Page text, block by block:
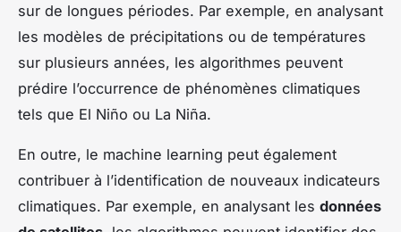
sur de longues périodes. Par exemple, en analysant
les modèles de précipitations ou de températures
sur plusieurs années, les algorithmes peuvent
prédire l’occurrence de phénomènes climatiques
tels que El Niño ou La Niña.
En outre, le machine learning peut également
contribuer à l’identification de nouveaux indicateurs
climatiques. Par exemple, en analysant les données